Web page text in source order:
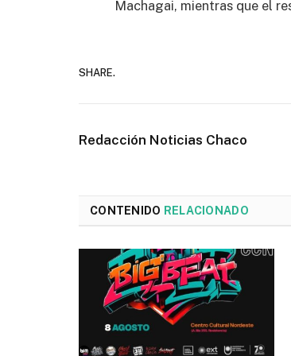
Machagai, mientras que el
SHARE.
Redacción Noticias Chaco
CONTENIDO RELACIONADO